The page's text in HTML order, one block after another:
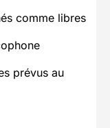
comme libres
prévus au